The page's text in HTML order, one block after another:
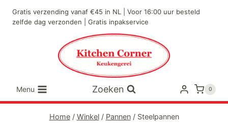
naar
Gratis verzending vanaf €45 in NL | Voor 16:00 uur besteld
zelfde dag verzonden | Gratis inpakservice
Menu Zoeken 0
Home / Winkel / Pannen / Steelpannen